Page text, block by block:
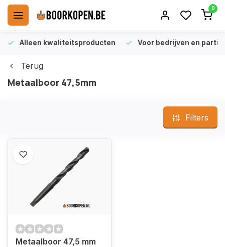
0
Alleen kwaliteitsproducten Voor bedrijven en
Terug
Metaalboor 47,5mm
Filters
Metaalboor 47,5 mm